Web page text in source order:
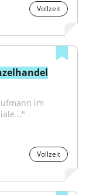
Vollzeit
Vollzeit